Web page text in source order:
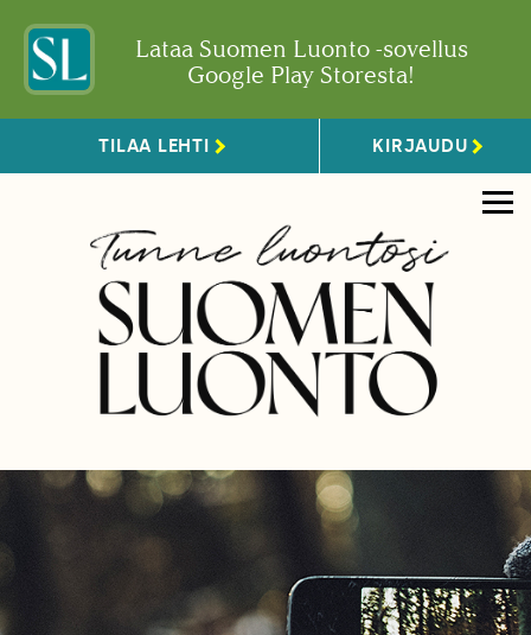
Lataa Suomen Luonto -sovellus
Google Play Storesta!
TILAA LEHTI KIRJAUDU